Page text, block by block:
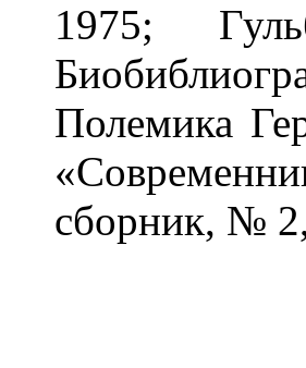
1975;
Полемика
сборник, №